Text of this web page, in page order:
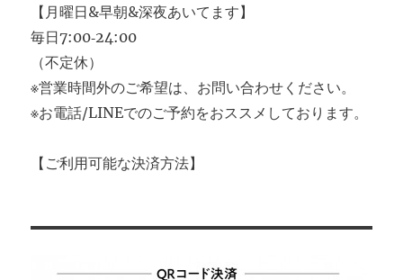
【月曜日&早朝&深夜あいてます】
毎日7:00‐24:00
（不定休）
※営業時間外のご希望は、お問い合わせください。
※お電話/LINEでのご予約をおススメしております。
【ご利用可能な決済方法】